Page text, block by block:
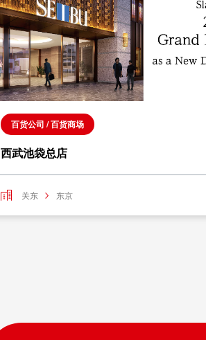
百货公司 / 百货商场
西武池袋总店
关东 东京